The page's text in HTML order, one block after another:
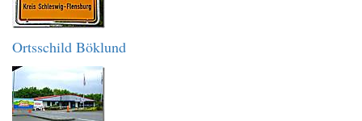
Ortsschild Böklund